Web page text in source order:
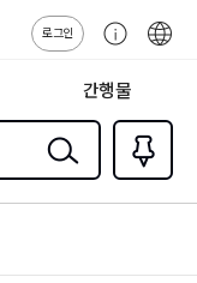
로그인
센
간행물
검색
즐겨찾
기0